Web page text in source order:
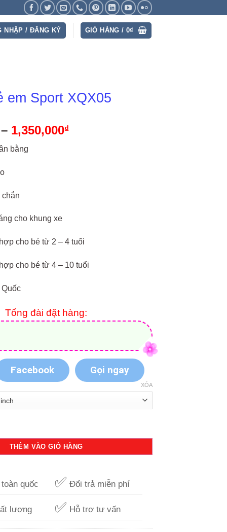
NHẬP / ĐĂNG KÝ GIỎ HÀNG / 0₫
em Sport XQX05
– 1,350,000₫
bằng
chắn
cho khung xe
cho bé từ 2 – 4 tuổi
cho bé từ 4 – 10 tuổi
Tổng đài đặt hàng:
Facebook Gọi ngay
XÓA
THÊM VÀO GIỎ HÀNG
quốc ✅ Đổi trả miễn phí
lượng ✅ Hỗ trợ tư vấn